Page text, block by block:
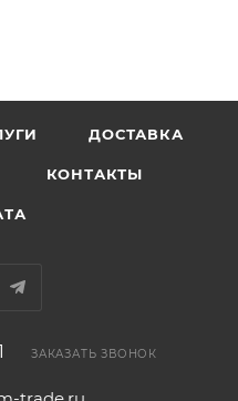
ДОСТАВКА
КОНТАКТЫ
ЗАКАЗАТЬ ЗВОНОК